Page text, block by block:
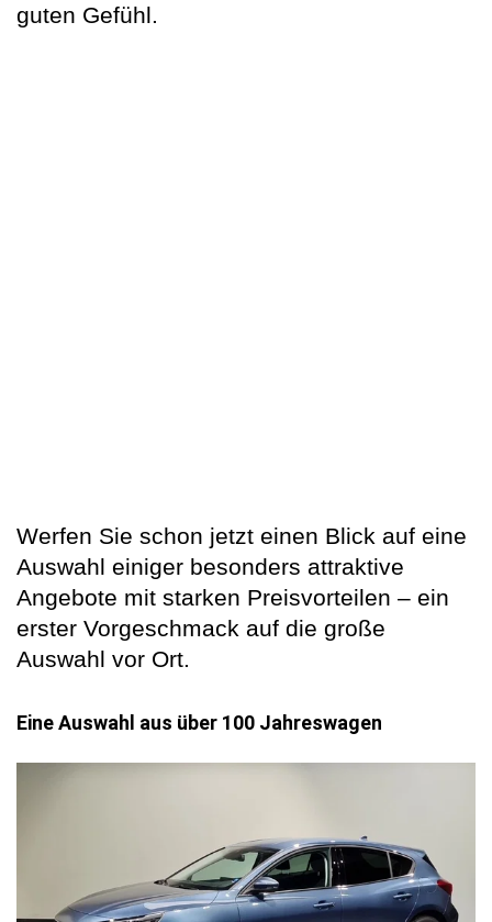
guten Gefühl.
Werfen Sie schon jetzt einen Blick auf eine
Auswahl einiger besonders attraktive
Angebote mit starken Preisvorteilen – ein
erster Vorgeschmack auf die große
Auswahl vor Ort.
Eine Auswahl aus über 100 Jahreswagen